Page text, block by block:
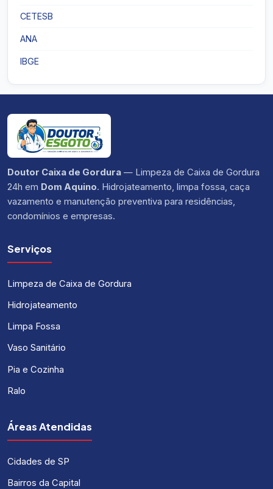
CETESB
ANA
IBGE
Doutor Caixa de Gordura — Limpeza de Caixa de Gordura
24h em Dom Aquino. Hidrojateamento, limpa fossa, caça
vazamento e manutenção preventiva para residências,
condomínios e empresas.
Serviços
Limpeza de Caixa de Gordura
Hidrojateamento
Limpa Fossa
Vaso Sanitário
Pia e Cozinha
Ralo
Áreas Atendidas
Cidades de SP
Bairros da Capital